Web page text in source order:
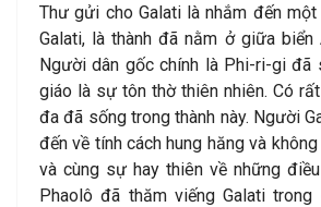
Thư gửi cho Galati là nhắm đến
Galati, là thành đã nằm ở giữa biển
Người dân gốc chính là Phi-ri-gi đã
giáo là sự tôn thờ thiên nhiên. Có
đa đã sống trong thành này. Người
đến về tính cách hung hăng và
và cùng sự hay thiên về những
Phaolô đã thăm viếng Galati trong